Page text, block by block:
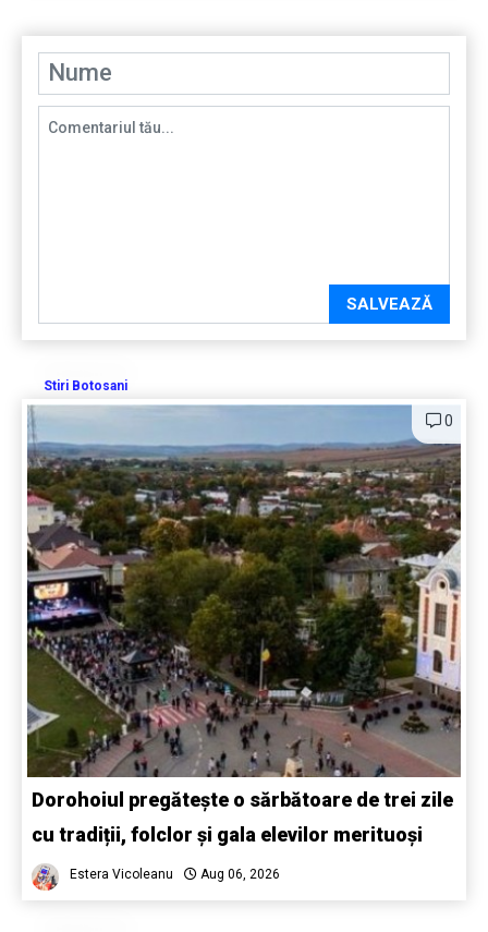
SALVEAZĂ
Stiri Botosani
0
Dorohoiul pregătește o sărbătoare de trei zile
cu tradiții, folclor și gala elevilor merituoși
Estera Vicoleanu Aug 06, 2026